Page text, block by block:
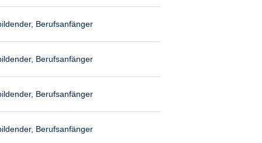
Berufsanfänger
Berufsanfänger
Berufsanfänger
Berufsanfänger